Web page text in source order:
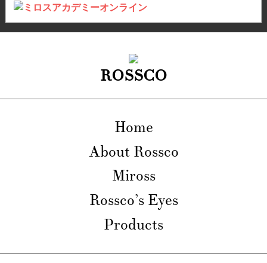
ROSSCO
Home
About Rossco
Miross
Rossco’s Eyes
Products